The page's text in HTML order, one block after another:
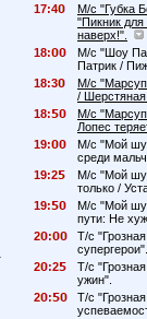
17:4
М/с "Губка
"Пикник
наверх!".
18:
М/с "Шоу
Патрик /
18:3
М/с
/ Шерстяная
18:
М/с
Лопес
19:
М/с "Мой
среди
19:2
М/с "Мой
только /
19:
М/с "Мой
пути: Не
2
:
Т/с
супергерои".
2
:2
Т/с
ужин".
2
:
Т/с